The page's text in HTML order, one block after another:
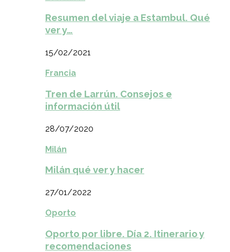
Resumen del viaje a Estambul. Qué
ver y…
15/02/2021
Francia
Tren de Larrún. Consejos e
información útil
28/07/2020
Milán
Milán qué ver y hacer
27/01/2022
Oporto
Oporto por libre. Día 2. Itinerario y
recomendaciones